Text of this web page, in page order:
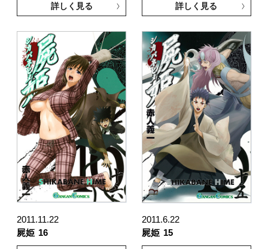
詳しく見る 詳しく見る
2011.11.22
屍姫 16
2011.6.22
屍姫 15